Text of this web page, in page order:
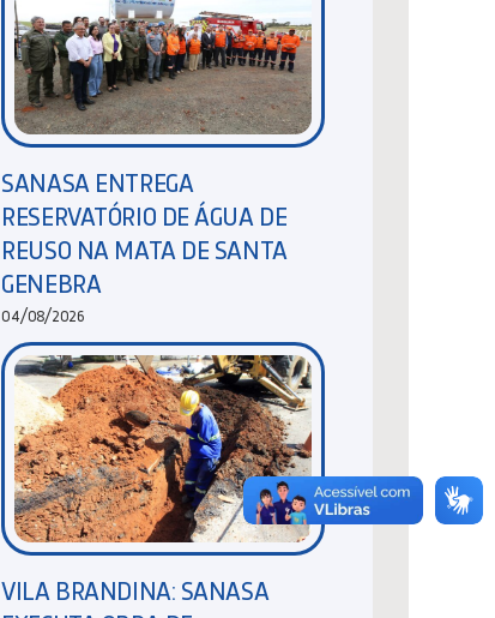
SANASA ENTREGA
RESERVATÓRIO DE ÁGUA DE
REUSO NA MATA DE SANTA
GENEBRA
04/08/2026
VILA BRANDINA: SANASA